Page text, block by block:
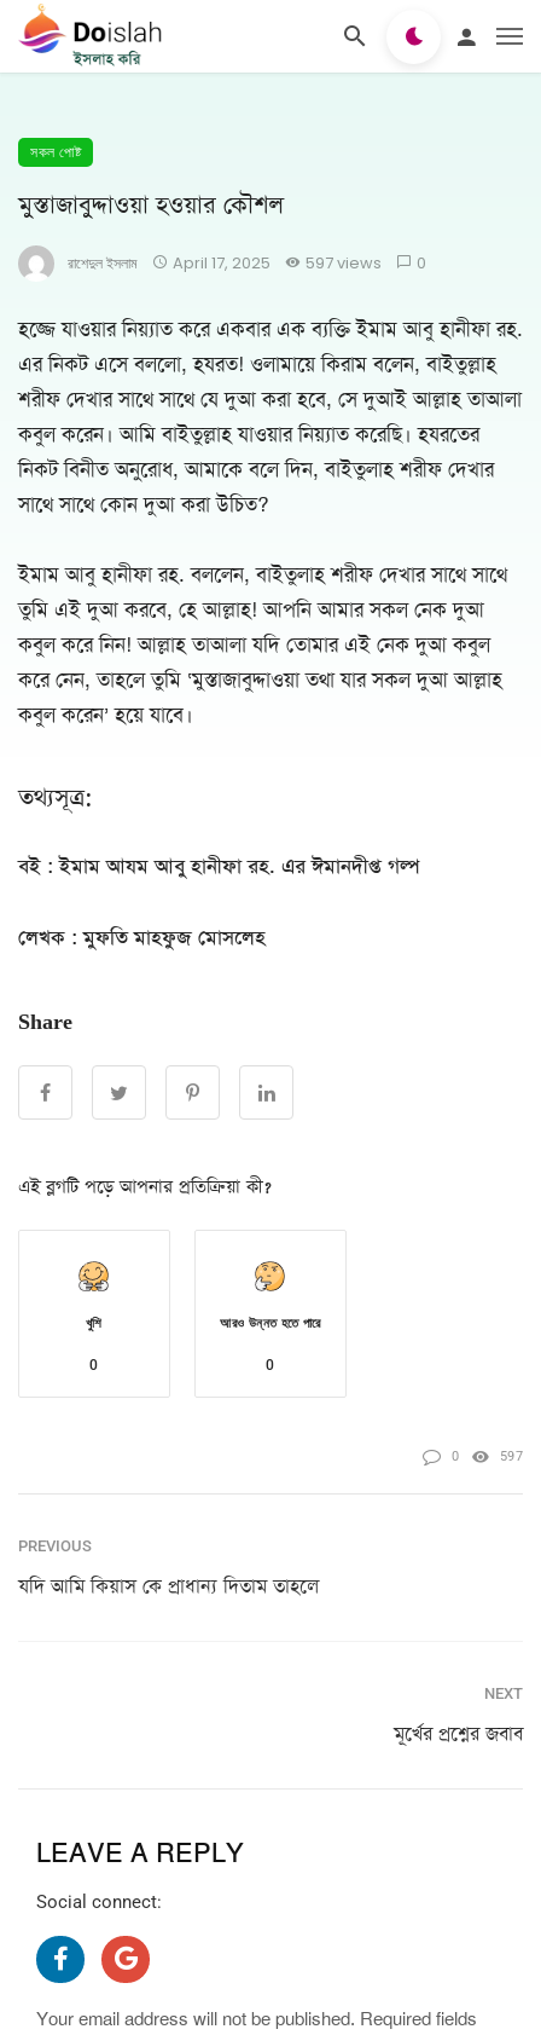
সকল পোষ্ট
মুস্তাজাবুদ্দাওয়া হওয়ার কৌশল
রাশেদুল ইসলাম April 17, 2025 597 views 0
হজ্জে যাওয়ার নিয়্যাত করে একবার এক ব্যক্তি ইমাম আবু হানীফা রহ.
এর নিকট এসে বললো, হযরত! ওলামায়ে কিরাম বলেন, বাইতুল্লাহ
শরীফ দেখার সাথে সাথে যে দুআ করা হবে, সে দুআই আল্লাহ তাআলা
কবুল করেন। আমি বাইতুল্লাহ যাওয়ার নিয়্যাত করেছি। হযরতের
নিকট বিনীত অনুরোধ, আমাকে বলে দিন, বাইতুলাহ শরীফ দেখার
সাথে সাথে কোন দুআ করা উচিত?
ইমাম আবু হানীফা রহ. বললেন, বাইতুলাহ শরীফ দেখার সাথে সাথে
তুমি এই দুআ করবে, হে আল্লাহ! আপনি আমার সকল নেক দুআ
কবুল করে নিন! আল্লাহ তাআলা যদি তোমার এই নেক দুআ কবুল
করে নেন, তাহলে তুমি ‘মুস্তাজাবুদ্দাওয়া তথা যার সকল দুআ আল্লাহ
কবুল করেন’ হয়ে যাবে।
তথ্যসূত্র:
বই : ইমাম আযম আবু হানীফা রহ. এর ঈমানদীপ্ত গল্প
লেখক : মুফতি মাহফুজ মোসলেহ
Share
এই ব্লগটি পড়ে আপনার প্রতিক্রিয়া কী?
খুশি
0
আরও উন্নত হতে পারে
0
0 597
PREVIOUS
যদি আমি কিয়াস কে প্রাধান্য দিতাম তাহলে
NEXT
মূর্খের প্রশ্নের জবাব
LEAVE A REPLY
Social connect:
Your email address will not be published. Required fields